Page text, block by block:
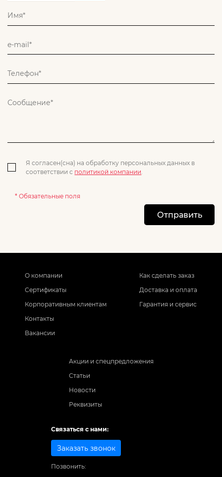
Я согласен(сна) на обработку персональных данных в
соответствии с политикой компании
* Обязательные поля
Отправить
О компании
Сертификаты
Корпоративным клиентам
Контакты
Вакансии
Как сделать заказ
Доставка и оплата
Гарантия и сервис
Акции и спецпредложения
Статьи
Новости
Реквизиты
Связаться с нами:
Заказать звонок
Позвонить: